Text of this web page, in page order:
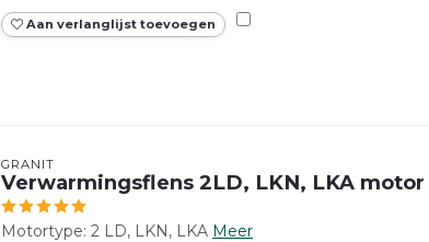
Aan verlanglijst toevoegen
GRANIT
Verwarmingsflens 2LD, LKN, LKA motor
Motortype: 2 LD, LKN, LKA Meer